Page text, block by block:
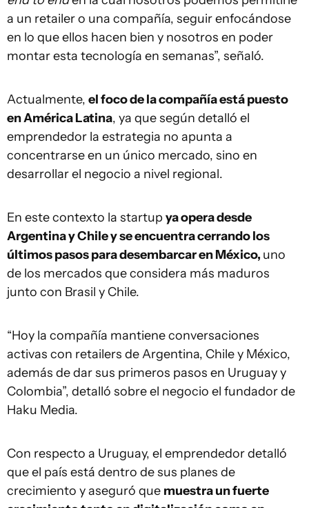
a un retailer o una compañía, seguir enfocándose
en lo que ellos hacen bien y nosotros en poder
montar esta tecnología en semanas”, señaló.
Actualmente, el foco de la compañía está puesto
en América Latina, ya que según detalló el
emprendedor la estrategia no apunta a
concentrarse en un único mercado, sino en
desarrollar el negocio a nivel regional.
En este contexto la startupya opera desde
Argentina y Chile y se encuentra cerrando los
últimos pasos para desembarcar en México, uno
de los mercados que considera más maduros
junto con Brasil y Chile.
“Hoy la compañía mantiene conversaciones
activas con retailers de Argentina, Chile y México,
además de dar sus primeros pasos en Uruguay y
Colombia”, detalló sobre el negocio el fundador de
Haku Media.
Con respecto a Uruguay, el emprendedor detalló
que el país está dentro de sus planes de
crecimiento y aseguró que muestra un fuerte